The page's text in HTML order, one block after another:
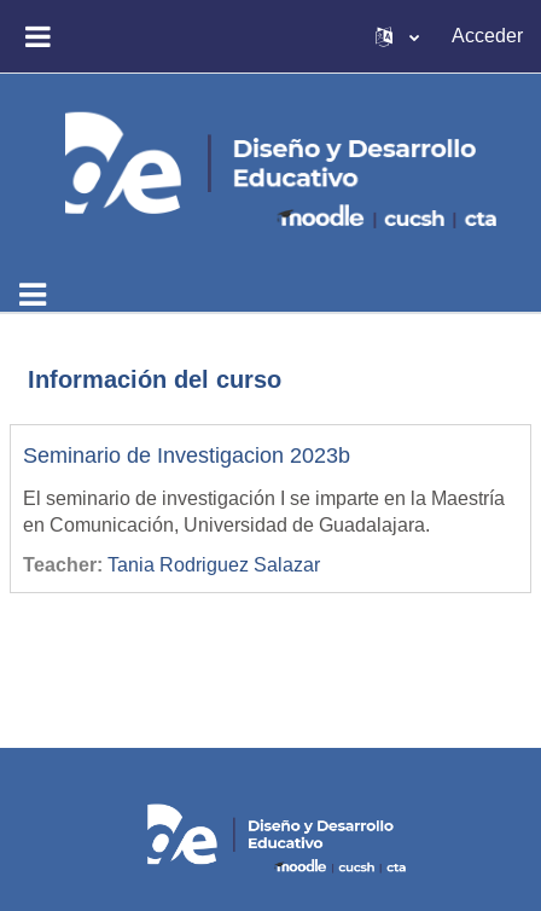
Acceder
Información del curso
Seminario de Investigacion 2023b
El seminario de investigación I se imparte en la Maestría
en Comunicación, Universidad de Guadalajara.
Teacher: Tania Rodriguez Salazar